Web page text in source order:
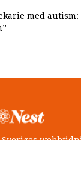
med autism:
Sveriges